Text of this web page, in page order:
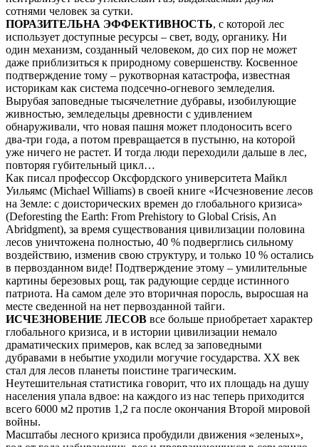
сотнями человек за сутки.
ПОРАЗИТЕЛЬНА ЭФФЕКТИВНОСТЬ, с которой лес
использует доступные ресурсы – свет, воду, органику. Ни
один механизм, созданный человеком, до сих пор не может
даже приблизиться к природному совершенству. Косвенное
подтверждение тому – рукотворная катастрофа, известная
историкам как система подсечно-огневого земледелия.
Вырубая заповедные тысячелетние дубравы, изобилующие
живностью, земледельцы древности с удивлением
обнаруживали, что новая пашня может плодоносить всего
два-три года, а потом превращается в пустыню, на которой
уже ничего не растет. И тогда люди переходили дальше в лес,
повторяя губительный цикл…
Как писал профессор Оксфордского университета Майкл
Уильямс (Michael Williams) в своей книге «Исчезновение лесов
на Земле: с доисторических времен до глобального кризиса»
(Deforesting the Earth: From Prehistory to Global Crisis, An
Abridgment), за время существования цивилизации половина
лесов уничтожена полностью, 40 % подверглись сильному
воздействию, изменив свою структуру, и только 10 % остались
в первозданном виде! Подтверждение этому – умилительные
картины березовых рощ, так радующие сердце истинного
патриота. На самом деле это вторичная поросль, выросшая на
месте сведенной на нет первозданной тайги.
ИСЧЕЗНОВЕНИЕ ЛЕСОВ все больше приобретает характер
глобального кризиса, и в истории цивилизации немало
драматических примеров, как вслед за заповедными
дубравами в небытие уходили могучие государства. XX век
стал для лесов планеты поистине трагическим.
Неутешительная статистика говорит, что их площадь на душу
населения упала вдвое: на каждого из нас теперь приходится
всего 6000 м2 против 1,2 га после окончания Второй мировой
войны.
Масштабы лесного кризиса пробудили движения «зеленых»,